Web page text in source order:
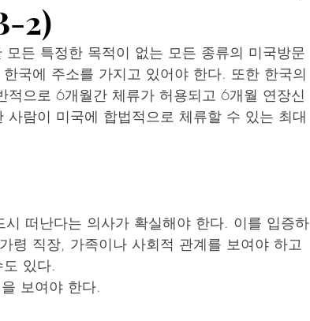
2)
든 특정한 목적이 없는 모든 종류의 미국방문
국에 주소를 가지고 있어야 한다. 또한 한국의
으로 6개월간 체류가 허용되고 6개월 연장신
람이 미국에 합법적으로 체류할 수 있는 최대
떠난다는 의사가 확실해야 한다. 이를 입증하
령 직장, 가족이나 사회적 관계를 보여야 하고
있다.
보여야 한다.